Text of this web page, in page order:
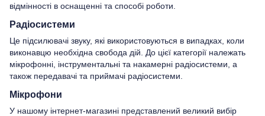
відмінності в оснащенні та способі роботи.
Радіосистеми
Це підсилювачі звуку, які використовуються в випадках, коли
виконавцю необхідна свобода дій. До цієї категорії належать
мікрофонні, інструментальні та накамерні радіосистеми, а
також передавачі та приймачі радіосистеми.
Мікрофони
У нашому інтернет-магазині представлений великий вибір